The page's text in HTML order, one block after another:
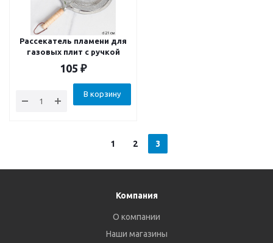
Рассекатель пламени для
газовых плит с ручкой
105 ₽
В корзину
1 2 3
Компания
О компании
Наши магазины